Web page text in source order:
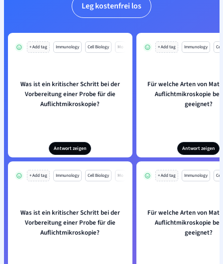
Leg kostenfrei los
+ Add tag Immunology Cell Biology Mo
Was ist ein kritischer Schritt bei der
Vorbereitung einer Probe für die
Auflichtmikroskopie?
Antwort zeigen
+ Add tag Immunology
Für welche Arten von
Auflichtmikroskopie
geeignet?
Antwort zeigen
+ Add tag Immunology Cell Biology Mo
Was ist ein kritischer Schritt bei der
Vorbereitung einer Probe für die
Auflichtmikroskopie?
+ Add tag Immunology
Für welche Arten von
Auflichtmikroskopie
geeignet?